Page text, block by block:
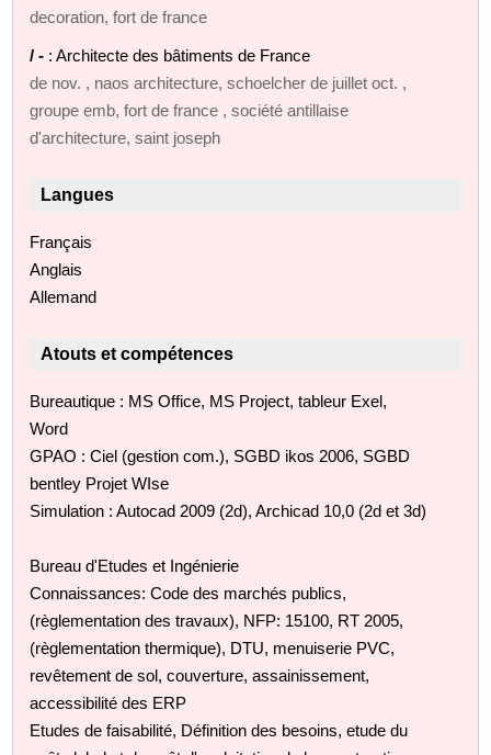
decoration, fort de france
/ - : Architecte des bâtiments de France
de nov. , naos architecture, schoelcher de juillet oct. ,
groupe emb, fort de france , société antillaise
d'architecture, saint joseph
Langues
Français
Anglais
Allemand
Atouts et compétences
Bureautique : MS Office, MS Project, tableur Exel,
Word
GPAO : Ciel (gestion com.), SGBD ikos 2006, SGBD
bentley Projet WIse
Simulation : Autocad 2009 (2d), Archicad 10,0 (2d et 3d)
Bureau d'Etudes et Ingénierie
Connaissances: Code des marchés publics,
(règlementation des travaux), NFP: 15100, RT 2005,
(règlementation thermique), DTU, menuiserie PVC,
revêtement de sol, couverture, assainissement,
accessibilité des ERP
Etudes de faisabilité, Définition des besoins, etude du